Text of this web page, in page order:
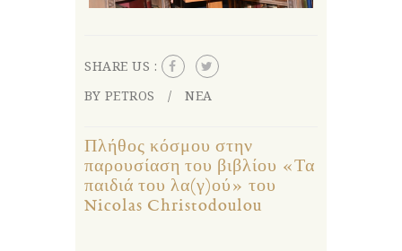
SHARE US :
BY PETROS
ΝΕΑ
Πλήθος κόσμου στην
παρουσίαση του βιβλίου «Τα
παιδιά του λα(γ)ού» του
Nicolas Christodoulou